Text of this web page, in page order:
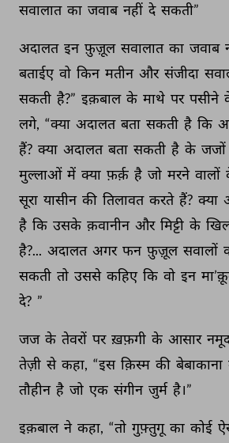
सवालात का जवाब नहीं दे सकती”
अदालत इन फ़ुज़ूल सवालात का जवाब
बताईए वो किन मतीन और संजीदा
सकती है?” इक़बाल के माथे पर पसीने
लगे, “क्या अदालत बता सकती है कि
हैं? क्या अदालत बता सकती है के जजों
मुल्लाओं में क्या फ़र्क़ है जो मरने वालों
सूरा यासीन की तिलावत करते हैं? क्या
है कि उसके क़वानीन और मिट्टी के
है?... अदालत अगर फन फ़ुज़ूल सवालों
सकती तो उससे कहिए कि वो इन
दे? ”
जज के तेवरों पर ख़फ़गी के आसार
तेज़ी से कहा, “इस क़िस्म की बेबाकाना
तौहीन है जो एक संगीन जुर्म है।”
इक़बाल ने कहा, “तो गुफ़्तुगू का कोई